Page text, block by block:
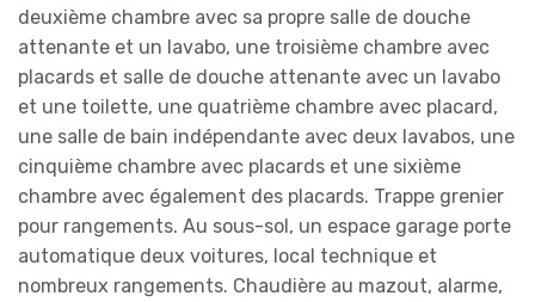
deuxième chambre avec sa propre salle de douche
attenante et un lavabo, une troisième chambre avec
placards et salle de douche attenante avec un lavabo
et une toilette, une quatrième chambre avec placard,
une salle de bain indépendante avec deux lavabos, une
cinquième chambre avec placards et une sixième
chambre avec également des placards. Trappe grenier
pour rangements. Au sous-sol, un espace garage porte
automatique deux voitures, local technique et
nombreux rangements. Chaudière au mazout, alarme,